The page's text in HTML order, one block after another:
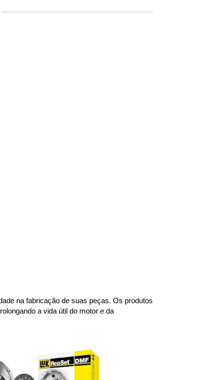
na fabricação de suas peças. Os produtos
a vida útil do motor e da